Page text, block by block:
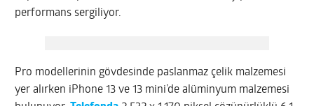
performans sergiliyor.
Pro modellerinin gövdesinde paslanmaz çelik malzemesi
yer alırken iPhone 13 ve 13 mini’de alüminyum malzemesi